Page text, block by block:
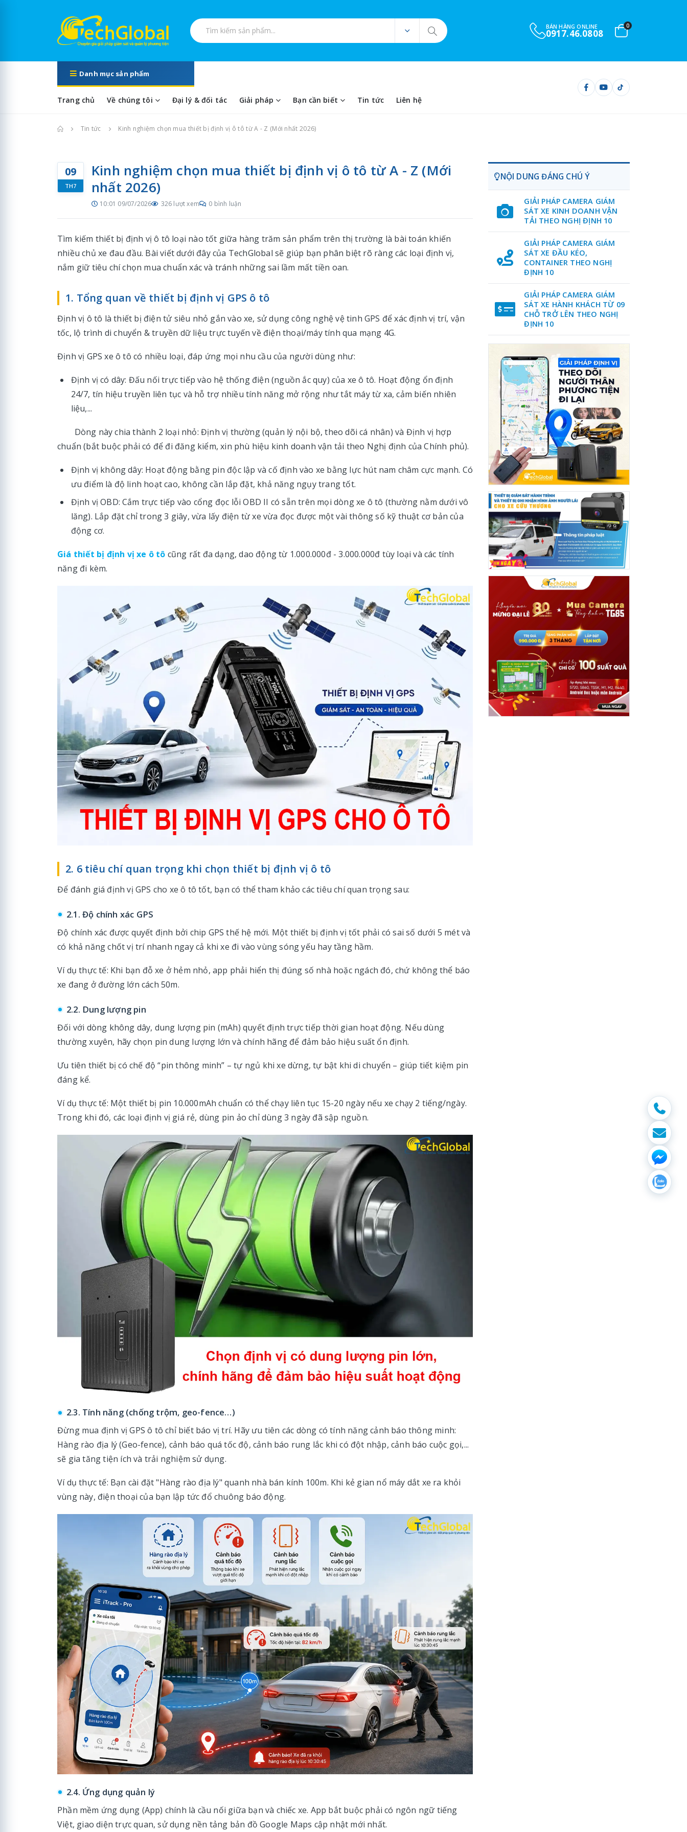
Tìm kiếm sản phẩm
BÁN HÀNG ONLINE
0917.46.0808
0
Danh mục sản phẩm
Trang chủ Về chúng tôi Đại lý & đối tác Giải pháp Bạn cần biết Tin tức Liên hệ
Trang chủ
Tin tức Kinh nghiệm chọn mua thiết bị định vị ô tô từ A - Z (Mới nhất 2026)
09
TH7
Kinh nghiệm chọn mua thiết bị định vị ô tô từ A - Z (Mới
nhất 2026)
10:01 09/07/2026 326 lượt xem 0 bình luận
Tìm kiếm thiết bị định vị ô tô loại nào tốt giữa hàng trăm sản phẩm trên thị trường là bài toán khiến
nhiều chủ xe đau đầu. Bài viết dưới đây của TechGlobal sẽ giúp bạn phân biệt rõ ràng các loại định vị,
nắm giữ tiêu chí chọn mua chuẩn xác và tránh những sai lầm mất tiền oan.
1. Tổng quan về thiết bị định vị GPS ô tô
Định vị ô tô là thiết bị điện tử siêu nhỏ gắn vào xe, sử dụng công nghệ vệ tinh GPS để xác định vị trí, vận
tốc, lộ trình di chuyển & truyền dữ liệu trực tuyến về điện thoại/máy tính qua mạng 4G.
Định vị GPS xe ô tô có nhiều loại, đáp ứng mọi nhu cầu của người dùng như:
Định vị có dây: Đấu nối trực tiếp vào hệ thống điện (nguồn ắc quy) của xe ô tô. Hoạt động ổn định
24/7, tín hiệu truyền liên tục và hỗ trợ nhiều tính năng mở rộng như tắt máy từ xa, cảm biến nhiên
liệu,...
Dòng này chia thành 2 loại nhỏ: Định vị thường (quản lý nội bộ, theo dõi cá nhân) và Định vị hợp
chuẩn (bắt buộc phải có để đi đăng kiểm, xin phù hiệu kinh doanh vận tải theo Nghị định của Chính phủ).
Định vị không dây: Hoạt động bằng pin độc lập và cố định vào xe bằng lực hút nam châm cực mạnh. Có
ưu điểm là độ linh hoạt cao, không cần lắp đặt, khả năng ngụy trang tốt.
Định vị OBD: Cắm trực tiếp vào cổng đọc lỗi OBD II có sẵn trên mọi dòng xe ô tô (thường nằm dưới vô
lăng). Lắp đặt chỉ trong 3 giây, vừa lấy điện từ xe vừa đọc được một vài thông số kỹ thuật cơ bản của
động cơ.
Giá thiết bị định vị xe ô tô cũng rất đa dạng, dao động từ 1.000.000đ - 3.000.000đ tùy loại và các tính
năng đi kèm.
2. 6 tiêu chí quan trọng khi chọn thiết bị định vị ô tô
Để đánh giá định vị GPS cho xe ô tô tốt, bạn có thể tham khảo các tiêu chí quan trọng sau:
2.1. Độ chính xác GPS
Độ chính xác được quyết định bởi chip GPS thế hệ mới. Một thiết bị định vị tốt phải có sai số dưới 5 mét và
có khả năng chốt vị trí nhanh ngay cả khi xe đi vào vùng sóng yếu hay tầng hầm.
Ví dụ thực tế: Khi bạn đỗ xe ở hẻm nhỏ, app phải hiển thị đúng số nhà hoặc ngách đó, chứ không thể báo
xe đang ở đường lớn cách 50m.
2.2. Dung lượng pin
Đối với dòng không dây, dung lượng pin (mAh) quyết định trực tiếp thời gian hoạt động. Nếu dùng
thường xuyên, hãy chọn pin dung lượng lớn và chính hãng để đảm bảo hiệu suất ổn định.
Ưu tiên thiết bị có chế độ “pin thông minh” – tự ngủ khi xe dừng, tự bật khi di chuyển – giúp tiết kiệm pin
đáng kể.
Ví dụ thực tế: Một thiết bị pin 10.000mAh chuẩn có thể chạy liên tục 15-20 ngày nếu xe chạy 2 tiếng/ngày.
Trong khi đó, các loại định vị giá rẻ, dùng pin ảo chỉ dùng 3 ngày đã sập nguồn.
2.3. Tính năng (chống trộm, geo-fence…)
Đừng mua định vị GPS ô tô chỉ biết báo vị trí. Hãy ưu tiên các dòng có tính năng cảnh báo thông minh:
Hàng rào địa lý (Geo-fence), cảnh báo quá tốc độ, cảnh báo rung lắc khi có đột nhập, cảnh báo cuộc gọi,...
sẽ gia tăng tiện ích và trải nghiệm sử dụng.
Ví dụ thực tế: Bạn cài đặt "Hàng rào địa lý" quanh nhà bán kính 100m. Khi kẻ gian nổ máy dắt xe ra khỏi
vùng này, điện thoại của bạn lập tức đổ chuông báo động.
2.4. Ứng dụng quản lý
Phần mềm ứng dụng (App) chính là cầu nối giữa bạn và chiếc xe. App bắt buộc phải có ngôn ngữ tiếng
Việt, giao diện trực quan, sử dụng nền tảng bản đồ Google Maps cập nhật mới nhất.
NỘI DUNG ĐÁNG CHÚ Ý
GIẢI PHÁP CAMERA GIÁM
SÁT XE KINH DOANH VẬN
TẢI THEO NGHỊ ĐỊNH 10
GIẢI PHÁP CAMERA GIÁM
SÁT XE ĐẦU KÉO,
CONTAINER THEO NGHỊ
ĐỊNH 10
GIẢI PHÁP CAMERA GIÁM
SÁT XE HÀNH KHÁCH TỪ 09
CHỖ TRỞ LÊN THEO NGHỊ
ĐỊNH 10